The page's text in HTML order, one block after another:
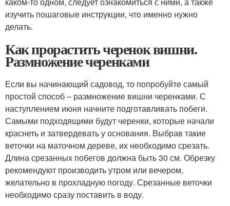
изучить пошаговые инструкции, что именно нужно
делать.
Как прорастить черенок вишни.
Размножение черенками
Если вы начинающий садовод, то попробуйте самый
простой способ – размножение вишни черенками. С
наступлением июня начните подготавливать побеги.
Самыми подходящими будут черенки, которые начали
краснеть и затвердевать у основания. Выбрав такие
веточки на маточном дереве, их необходимо срезать.
Длина срезанных побегов должна быть 30 см. Обрезку
рекомендуют производить утром или вечером,
желательно в прохладную погоду. Срезанные веточки
необходимо сразу поставить в воду.